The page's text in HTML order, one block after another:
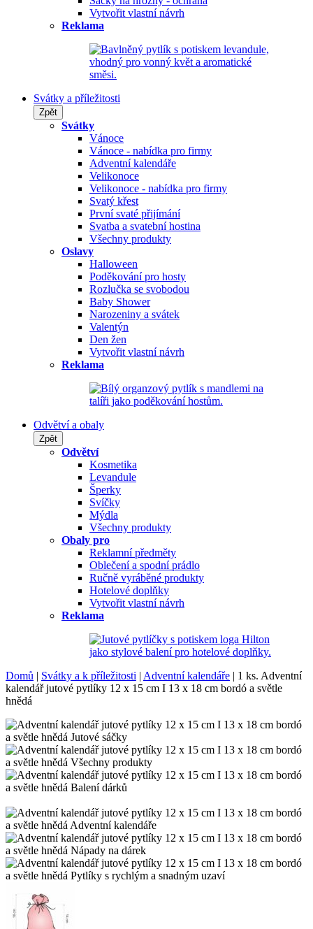
Vytvořit vlastní návrh
Reklama
Svátky a příležitosti
Zpět
Svátky
Vánoce
Vánoce - nabídka pro firmy
Adventní kalendáře
Velikonoce
Velikonoce - nabídka pro firmy
Svatý křest
První svaté přijímání
Svatba a svatební hostina
Všechny produkty
Oslavy
Halloween
Poděkování pro hosty
Rozlučka se svobodou
Baby Shower
Narozeniny a svátek
Valentýn
Den žen
Vytvořit vlastní návrh
Reklama
Odvětví a obaly
Zpět
Odvětví
Kosmetika
Levandule
Šperky
Svíčky
Mýdla
Všechny produkty
Obaly pro
Reklamní předměty
Oblečení a spodní prádlo
Ručně vyráběné produkty
Hotelové doplňky
Vytvořit vlastní návrh
Reklama
Domů | Svátky a k příležitosti | Adventní kalendáře | 1 ks. Adventní
kalendář jutové pytlíky 12 x 15 cm I 13 x 18 cm bordó a světle
hnědá